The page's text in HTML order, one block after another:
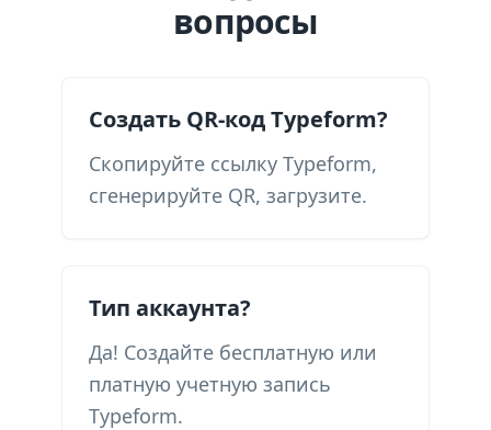
вопросы
Создать QR-код Typeform?
Скопируйте ссылку Typeform,
сгенерируйте QR, загрузите.
Тип аккаунта?
Да! Создайте бесплатную или
платную учетную запись
Typeform.